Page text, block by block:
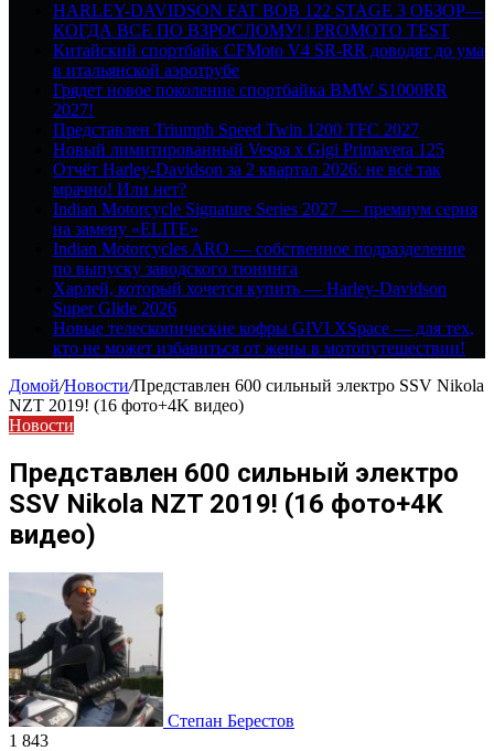
HARLEY-DAVIDSON FAT BOB 122 STAGE 3 ОБЗОР—
КОГДА ВСЕ ПО ВЗРОСЛОМУ! | PROMOTO TEST
Китайский спортбайк CFMoto V4 SR-RR доводят до ума
в итальянской аэротрубе
Грядет новое поколение спортбайка BMW S1000RR
2027!
Представлен Triumph Speed Twin 1200 TFC 2027
Новый лимитированный Vespa x Gigi Primavera 125
Отчёт Harley-Davidson за 2 квартал 2026: не всё так
мрачно! Или нет?
Indian Motorcycle Signature Series 2027 — премиум серия
на замену «ELITE»
Indian Motorcycles ARO — собственное подразделение
по выпуску заводского тюнинга
Харлей, который хочется купить — Harley-Davidson
Super Glide 2026
Новые телескопические кофры GIVI XSpace — для тех,
кто не может избавиться от жены в мотопутешествии!
Домой/Новости/Представлен 600 сильный электро SSV Nikola
NZT 2019! (16 фото+4K видео)
Новости
Представлен 600 сильный электро
SSV Nikola NZT 2019! (16 фото+4K
видео)
Степан Берестов
1 843